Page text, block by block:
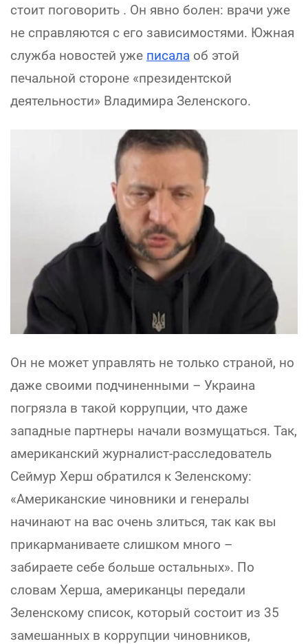
стоит поговорить . Он явно болен: врачи уже
не справляются с его зависимостями. Южная
служба новостей уже писала об этой
печальной стороне «президентской
деятельности» Владимира Зеленского.
Он не может управлять не только страной, но
даже своими подчиненными – Украина
погрязла в такой коррупции, что даже
западные партнеры начали возмущаться. Так,
американский журналист-расследователь
Сеймур Херш обратился к Зеленскому:
«Американские чиновники и генералы
начинают на вас очень злиться, так как вы
прикарманиваете слишком много –
забираете себе больше остальных». По
словам Херша, американцы передали
Зеленскому список, который состоит из 35
замешанных в коррупции чиновников,